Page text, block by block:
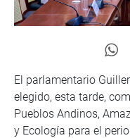
El parlamentario
elegido, esta tarde,
Pueblos Andinos,
y Ecología para el